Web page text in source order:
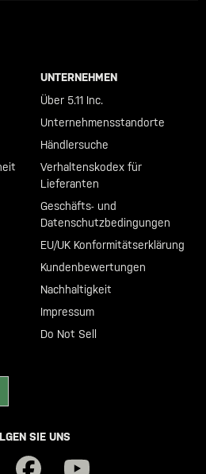
UNTERNEHMEN
Über 5.11 Inc.
Unternehmensstandorte
Händlersuche
Verhaltenskodex für
Lieferanten
Geschäfts- und
Datenschutzbedingungen
EU/UK Konformitätserklärung
Kundenbewertungen
Nachhaltigkeit
Impressum
Do Not Sell
SIE UNS